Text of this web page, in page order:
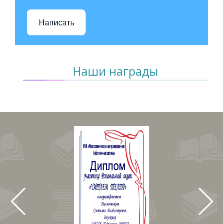
Написать
Наши награды